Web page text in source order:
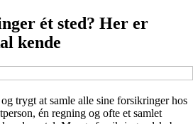
ét sted? Her er
kende
trygt at samle alle sine forsikringer hos
én regning og ofte et samlet